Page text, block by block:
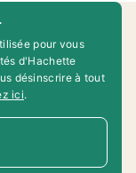
pour vous
d'Hachette
désinscrire à tout
ici.